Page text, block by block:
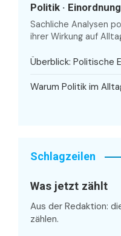
Politik ·
Sachliche Analysen
ihrer Wirkung auf
Überblick: Politische
Warum Politik im
Schlagzeilen
Was jetzt zählt
Aus der Redaktion:
zählen.